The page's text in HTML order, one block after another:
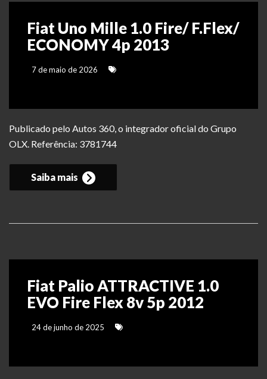
Fiat Uno Mille 1.0 Fire/ F.Flex/
ECONOMY 4p 2013
7 de maio de 2026
Publicado pelo Autos 360, o integrador oficial do Grupo
OLX. Referência: 3781744
Saiba mais
Fiat Palio ATTRACTIVE 1.0
EVO Fire Flex 8v 5p 2012
24 de junho de 2025